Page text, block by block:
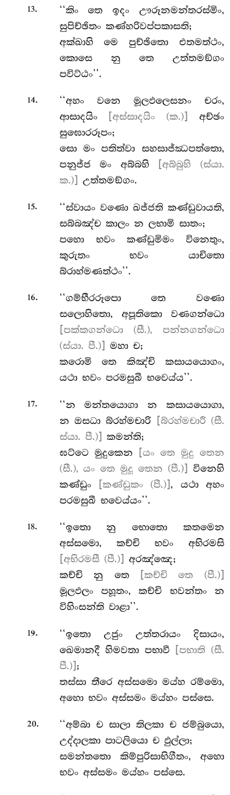
13.
‘‘කිං තෙ ඉදං ඌරූනමන්තරස්මිං,
සුපිච්ඡිතං කණ්හරිවප්පකාසති;
අක්ඛාහි මෙ පුච්ඡිතො එතමත්ථං,
කොසෙ නු තෙ උත්තමඞ්ගං
පවිට්ඨං’’.
14.
‘‘අහං වනෙ මූලඵලෙසනං චරං,
ආසාදයිං
[අස්සාදයිං (ක.)]
අච්ඡං
සුඝොරරූපං;
සො මං පතිත්වා සහසාජ්ඣපත්තො,
පනුජ්ජ මං අබ්බහි
[අබ්බුහි (ස්යා.
ක.)]
උත්තමඞ්ගං.
15.
‘‘ස්වායං වණො ඛජ්ජති කණ්ඩුවායති,
සබ්බඤ්ච කාලං න ලභාමි සාතං;
පහො භවං කණ්ඩුමිමං විනෙතුං,
කුරුතං භවං යාචිතො
බ්රාහ්මණත්ථං’’.
16.
‘‘ගම්භීරරූපො තෙ වණො
සලොහිතො, අපූතිකො වණගන්ධො
[පක්කගන්ධො (සී.), පන්නගන්ධො
(ස්යා. පී.)]
මහා ච;
කරොමි තෙ කිඤ්චි කසායයොගං,
යථා භවං පරමසුඛී භවෙය්ය’’.
17. ‘‘නමන්තයොගා න කසායයොගා,
න ඔසධා බ්රහ්මචාරි
[බ්රහ්මචාරී (සී.
ස්යා. පී.)]
කමන්ති;
ඝට්ටෙ මුදුකෙන
[යං තෙ මුදු තෙන
(සී.), යං තෙ මුදූ තෙන (පී.)]
විනෙහි
කණ්ඩුං
[කණ්ඩුකං (පී.)], යථා අහං
පරමසුඛී භවෙය්යං’’.
18.
‘‘ඉතො නු භොතො කතමෙන
අස්සමො, කච්චි භවං අභිරමසි
[අභිරමසී (පී.)]
අරඤ්ඤෙ;
කච්චි නු තෙ
[කච්චි තෙ (පී.)]
මූලඵලං පහූතං, කච්චි භවන්තං න
විහිංසන්ති වාළා’’.
19. ‘‘ඉතො උජුං උත්තරායං දිසායං,
ඛෙමානදී හිමවතා පභාවී
[පභාති (සී.
පී.)] ;
තස්සා තීරෙ අස්සමො මය්හ රම්මො,
අහො භවං අස්සමං මය්හං පස්සෙ.
20.
‘‘අම්බා ච සාලා තිලකා ච ජම්බුයො,
උද්දාලකා පාටලියො ච ඵුල්ලා;
සමන්තතො කිම්පුරිසාභිගීතං, අහො
භවං අස්සමං මය්හං පස්සෙ.